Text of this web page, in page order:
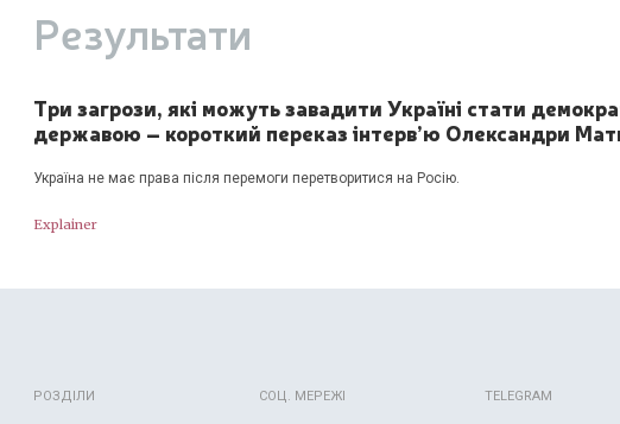
Результати
Три загрози, які можуть завадити Україні стати
державою – короткий переказ інтерв’ю Олександри
Україна не має права після перемоги перетворитися на Росію.
Explainer
РОЗДІЛИ СОЦ. МЕРЕЖІ TELEGRAM